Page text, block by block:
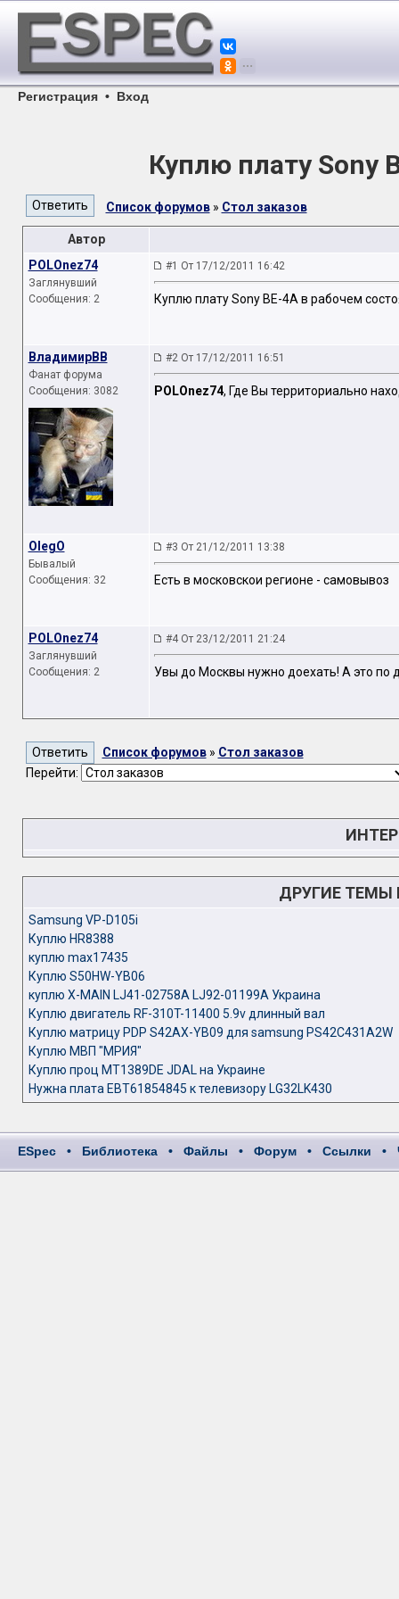
Регистрация • Вход
Куплю плату Sony
Список форумов» Стол заказов
Автор
POLOnez74
Заглянувший
Сообщения: 2
#1 От 17/12/2011 16:42
Куплю плату Sony BE-4A в рабочем
ВладимирВВ
Фанат форума
Сообщения: 3082
#2 От 17/12/2011 16:51
POLOnez74, Где Вы территориально
OlegO
Бывалый
Сообщения: 32
#3 От 21/12/2011 13:38
Есть в московскои регионе - самовывоз
POLOnez74
Заглянувший
Сообщения: 2
#4 От 23/12/2011 21:24
Увы до Москвы нужно доехать! А это по
Список форумов» Стол заказов
Перейти:
ДРУГИЕ ТЕМЫ
Samsung VP-D105i
Куплю HR8388
куплю max17435
Куплю S50HW-YB06
куплю X-MAIN LJ41-02758A LJ92-01199A Украина
Куплю двигатель RF-310T-11400 5.9v длинный вал
Куплю матрицу PDP S42AX-YB09 для samsung PS42C431A2W
Куплю МВП "МРИЯ"
Куплю проц MT1389DE JDAL на Украине
Нужна плата EBT61854845 к телевизору LG32LK430
ESpec • Библиотека • Файлы • Форум • Ссылки •